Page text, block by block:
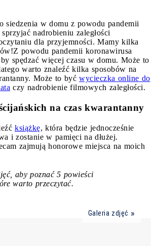
siedzenia w domu z powodu pandemii
nadrobieniu zaległości
dla przyjemności. Mamy kilka
Z powodu pandemii koronawirusa
spędzać więcej czasu w domu. Może to
warto znaleźć kilka sposobów na
Może to być wycieczka online do
czy nadrobienie filmowych zaległości.
na czas kwarantanny
książkę, która będzie jednocześnie
i zostanie w pamięci na dłużej.
zajmują honorowe miejsca na moich
aby poznać 5 powieści
warto przeczytać.
Galeria zdjęć